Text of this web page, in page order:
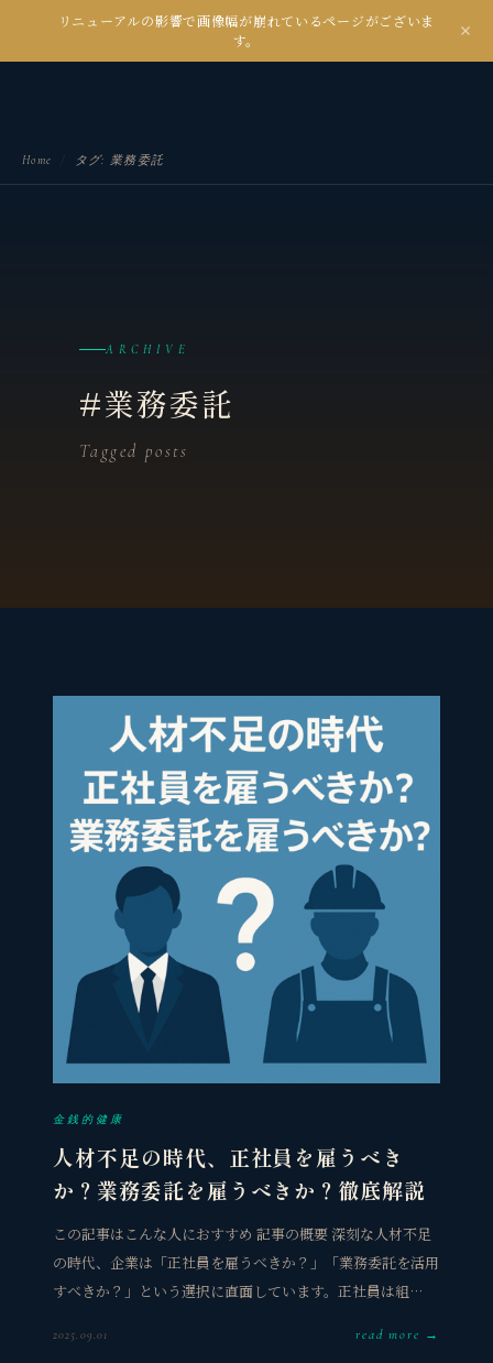
リニューアルの影響で画像幅が崩れているページがございま
す。
kanseian
Home タグ: 業務委託
ARCHIVE
#業務委託
Tagged posts
金銭的健康
人材不足の時代、正社員を雇うべき
か？業務委託を雇うべきか？徹底解説
この記事はこんな人におすすめ 記事の概要 深刻な人材不足
の時代、企業は「正社員を雇うべきか？」「業務委託を活用
すべきか？」という選択に直面しています。正社員は組…
2025.09.01 read more →